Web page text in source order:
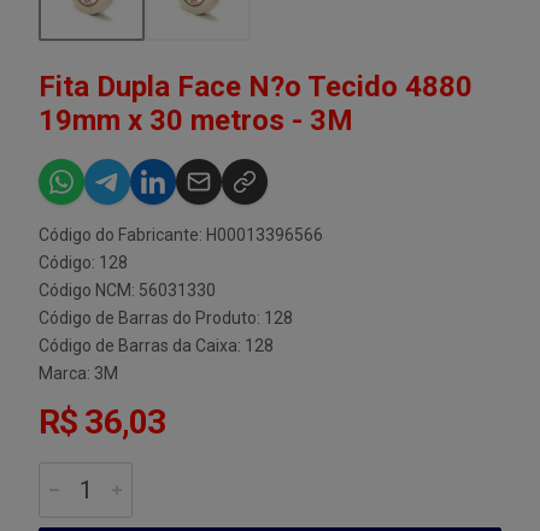
Fita Dupla Face N?o Tecido 4880
19mm x 30 metros - 3M
Código do Fabricante: H00013396566
Código: 128
Código NCM: 56031330
Código de Barras do Produto: 128
Código de Barras da Caixa: 128
Marca: 3M
R$ 36,03